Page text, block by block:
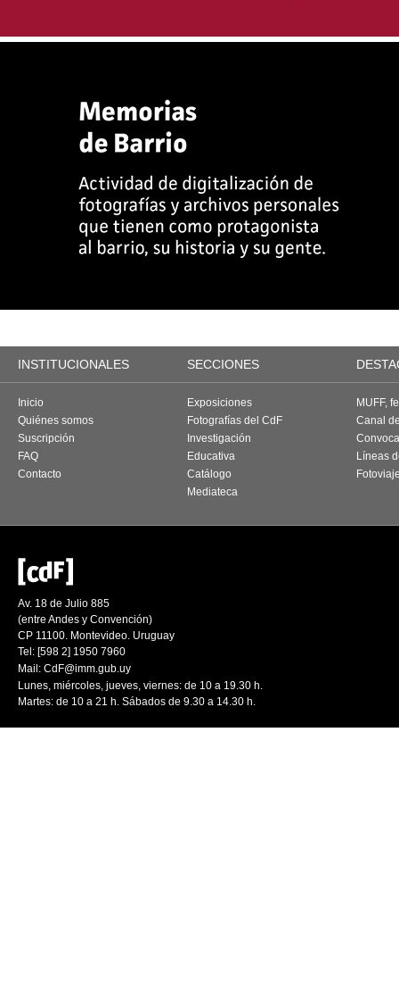
INSTITUCIONALES SECCIONES
Inicio
Quiénes somos
Suscripción
FAQ
Contacto
Exposiciones
Fotografías del CdF
Investigación
Educativa
Catálogo
Mediateca
MUFF,
Canal
Líneas
Av. 18 de Julio 885
(entre Andes y Convención)
CP 11100. Montevideo. Uruguay
Tel: [598 2] 1950 7960
Mail: CdF@imm.gub.uy
Lunes, miércoles, jueves, viernes: de 10 a 19.30 h.
Martes: de 10 a 21 h. Sábados de 9.30 a 14.30 h.